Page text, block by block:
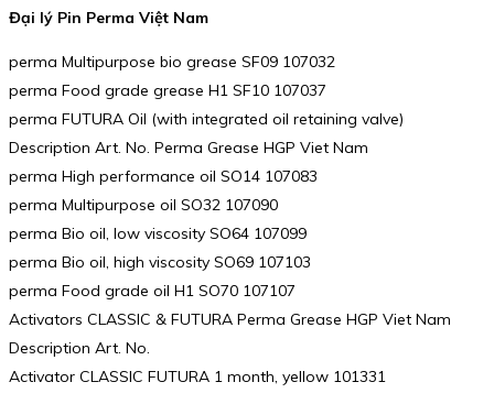
Đại lý Pin Perma Việt Nam
perma Multipurpose bio grease SF09 107032
perma Food grade grease H1 SF10 107037
perma FUTURA Oil (with integrated oil retaining valve)
Description Art. No. Perma Grease HGP Viet Nam
perma High performance oil SO14 107083
perma Multipurpose oil SO32 107090
perma Bio oil, low viscosity SO64 107099
perma Bio oil, high viscosity SO69 107103
perma Food grade oil H1 SO70 107107
Activators CLASSIC & FUTURA Perma Grease HGP Viet Nam
Description Art. No.
Activator CLASSIC FUTURA 1 month, yellow 101331